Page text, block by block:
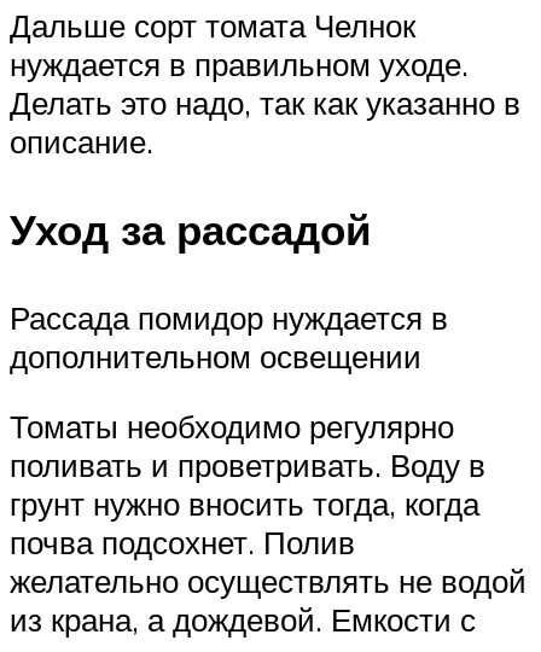
Дальше сорт томата Челнок
нуждается в правильном уходе.
Делать это надо, так как указанно в
описание.
Уход за рассадой
Рассада помидор нуждается в
дополнительном освещении
Томаты необходимо регулярно
поливать и проветривать. Воду в
грунт нужно вносить тогда, когда
почва подсохнет. Полив
желательно осуществлять не водой
из крана, а дождевой. Емкости с